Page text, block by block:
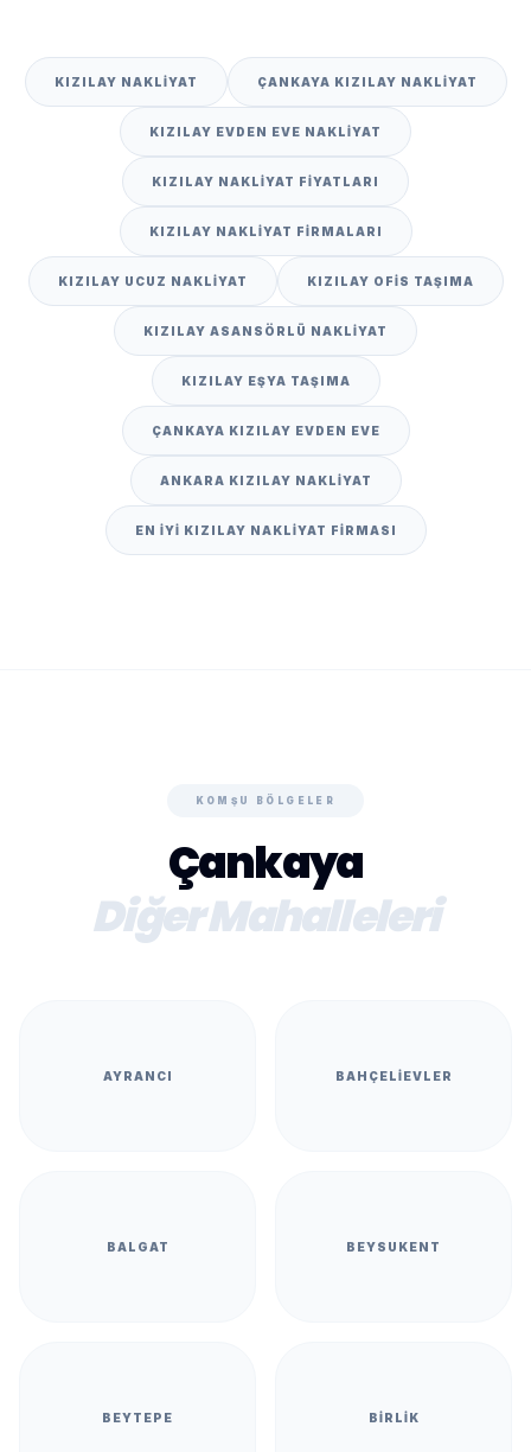
KIZILAY NAKLIYAT ÇANKAYA KIZILAY NAKLIYAT
KIZILAY EVDEN EVE NAKLIYAT
KIZILAY NAKLIYAT FIYATLARI
KIZILAY NAKLIYAT FIRMALARI
KIZILAY UCUZ NAKLIYAT KIZILAY OFIS TAŞIMA
KIZILAY ASANSÖRLÜ NAKLIYAT
KIZILAY EŞYA TAŞIMA
ÇANKAYA KIZILAY EVDEN EVE
ANKARA KIZILAY NAKLIYAT
EN IYI KIZILAY NAKLIYAT FIRMASI
KOMŞU BÖLGELER
Çankaya
Diğer Mahalleleri
AYRANCI BAHÇELIEVLER
BALGAT BEYSUKENT
BEYTEPE BIRLIK